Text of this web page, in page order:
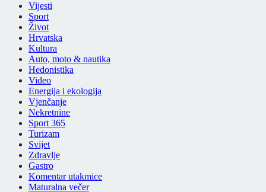
Vijesti
Sport
Život
Hrvatska
Kultura
Auto, moto & nautika
Hedonistika
Video
Energija i ekologija
Vjenčanje
Nekretnine
Sport 365
Turizam
Svijet
Zdravlje
Gastro
Komentar utakmice
Maturalna večer